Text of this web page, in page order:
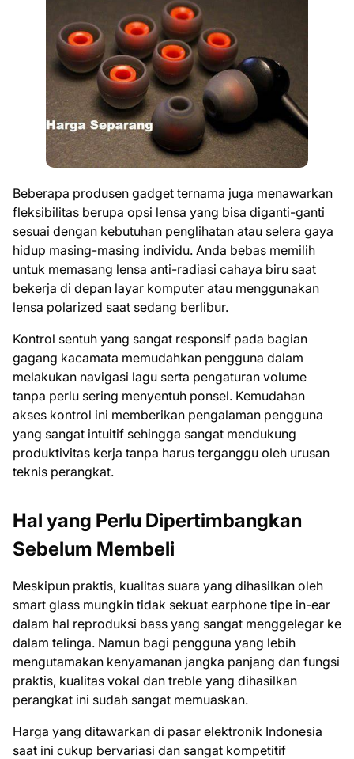
Beberapa produsen gadget ternama juga menawarkan
fleksibilitas berupa opsi lensa yang bisa diganti-ganti
sesuai dengan kebutuhan penglihatan atau selera gaya
hidup masing-masing individu. Anda bebas memilih
untuk memasang lensa anti-radiasi cahaya biru saat
bekerja di depan layar komputer atau menggunakan
lensa polarized saat sedang berlibur.
Kontrol sentuh yang sangat responsif pada bagian
gagang kacamata memudahkan pengguna dalam
melakukan navigasi lagu serta pengaturan volume
tanpa perlu sering menyentuh ponsel. Kemudahan
akses kontrol ini memberikan pengalaman pengguna
yang sangat intuitif sehingga sangat mendukung
produktivitas kerja tanpa harus terganggu oleh urusan
teknis perangkat.
Hal yang Perlu Dipertimbangkan
Sebelum Membeli
Meskipun praktis, kualitas suara yang dihasilkan oleh
smart glass mungkin tidak sekuat earphone tipe in-ear
dalam hal reproduksi bass yang sangat menggelegar ke
dalam telinga. Namun bagi pengguna yang lebih
mengutamakan kenyamanan jangka panjang dan fungsi
praktis, kualitas vokal dan treble yang dihasilkan
perangkat ini sudah sangat memuaskan.
Harga yang ditawarkan di pasar elektronik Indonesia
saat ini cukup bervariasi dan sangat kompetitif